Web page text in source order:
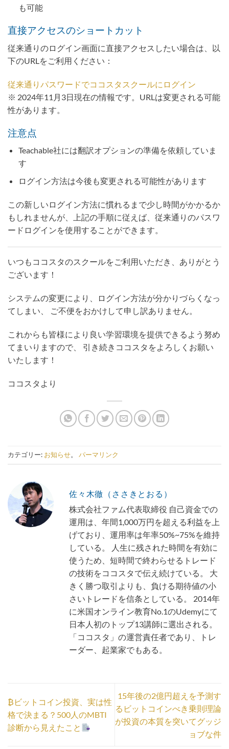
も可能
直接アクセスのショートカット
従来通りのログイン画面に直接アクセスしたい場合は、以
下のURLをご利用ください：
従来通りパスワードでココスタスクールにログイン
※ 2024年11月3日現在の情報です。URLは変更される可能
性があります。
注意点
Teachable社には翻訳オプションの準備を依頼していま
す
ログイン方法は今後も変更される可能性があります
この新しいログイン方法に慣れるまで少し時間がかかるか
もしれませんが、上記の手順に従えば、従来通りのパスワ
ードログインを使用することができます。
いつもココスタのスクールをご利用いただき、ありがとう
ございます！
システムの変更により、ログイン方法が分かりづらくなっ
てしまい、 ご不便をおかけして申し訳ありません。
これからも皆様により良い学習環境を提供できるよう努め
てまいりますので、 引き続きココスタをよろしくお願い
いたします！
ココスタより
カテゴリー: お知らせ。 パーマリンク
佐々木徹（ささきとおる）
株式会社ファム代表取締役 自己資金での
運用は、年間1,000万円を超える利益を上
げており、運用率は年率50%~75%を維持
している。 人生に残された時間を有効に
使うため、短時間で終わらせるトレード
の技術をココスタで伝え続けている。 大
きく勝つ取引よりも、負ける期待値の小
さいトレードを信条としている。 2014年
に米国オンライン教育No.1のUdemyにて
日本人初のトップ13講師に選出される。
「ココスタ」の運営責任者であり、トレ
ーダー、起業家でもある。
₿ビットコイン投資、実は性
格で決まる？500人のMBTI
診断から見えたこと
15年後の2億円超えを予測す
るビットコインべき乗則理論
が投資の本質を突いてグッジ
ョブな件